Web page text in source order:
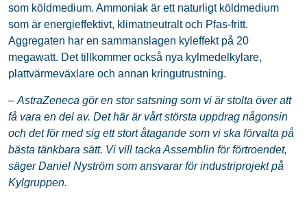
som köldmedium. Ammoniak är ett naturligt köldmedium
som är energieffektivt, klimatneutralt och Pfas-fritt.
Aggregaten har en sammanslagen kyleffekt på 20
megawatt. Det tillkommer också nya kylmedelkylare,
plattvärmeväxlare och annan kringutrustning.
– AstraZeneca gör en stor satsning som vi är stolta över att
få vara en del av. Det här är vårt största uppdrag någonsin
och det för med sig ett stort åtagande som vi ska förvalta på
bästa tänkbara sätt. Vi vill tacka Assemblin för förtroendet,
säger Daniel Nyström som ansvarar för industriprojekt på
Kylgruppen.